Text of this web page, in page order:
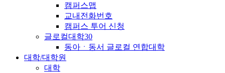
캠퍼스맵
교내전화번호
캠퍼스 투어 신청
글로컬대학30
동아ㆍ동서 글로컬 연합대학
대학/대학원
대학